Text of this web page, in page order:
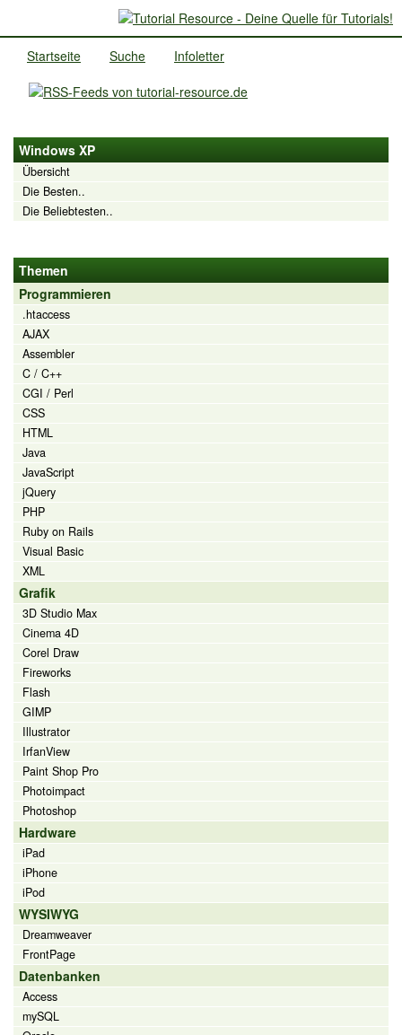
Startseite Suche Infoletter
Windows XP
Übersicht
Die Besten..
Die Beliebtesten..
Themen
Programmieren
.htaccess
AJAX
Assembler
C / C++
CGI / Perl
CSS
HTML
Java
JavaScript
jQuery
PHP
Ruby on Rails
Visual Basic
XML
Grafik
3D Studio Max
Cinema 4D
Corel Draw
Fireworks
Flash
GIMP
Illustrator
IrfanView
Paint Shop Pro
Photoimpact
Photoshop
Hardware
iPad
iPhone
iPod
WYSIWYG
Dreamweaver
FrontPage
Datenbanken
Access
mySQL